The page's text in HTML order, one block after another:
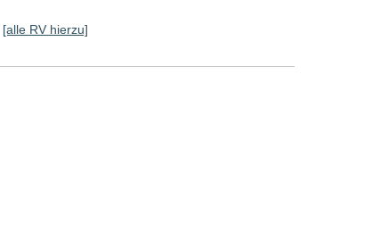
[alle RV hierzu]